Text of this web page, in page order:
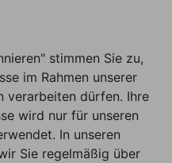
stimmen Sie zu,
im Rahmen unserer
verarbeiten dürfen. Ihre
wird nur für unseren
In unseren
Sie regelmäßig über